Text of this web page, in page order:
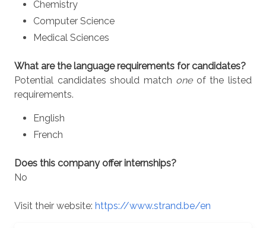
Chemistry
Computer Science
Medical Sciences
What are the language requirements for candidates?
Potential candidates should match oneof the listed
requirements.
English
French
Does this company offer internships?
No
Visit their website: https://www.strand.be/en